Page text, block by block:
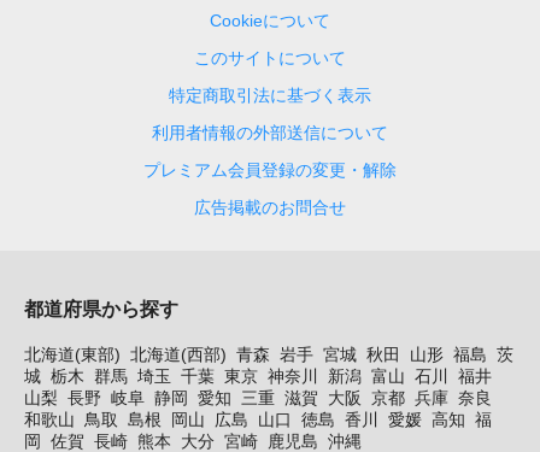
Cookieについて
このサイトについて
特定商取引法に基づく表示
利用者情報の外部送信について
プレミアム会員登録の変更・解除
広告掲載のお問合せ
都道府県から探す
北海道(東部) 北海道(西部) 青森 岩手 宮城 秋田 山形 福島 茨
城 栃木 群馬 埼玉 千葉 東京 神奈川 新潟 富山 石川
福井
山梨 長野 岐阜 静岡 愛知 三重 滋賀 大阪 京都 兵庫 奈良
和歌山
鳥取 島根 岡山 広島 山口 徳島 香川 愛媛 高知 福
岡
佐賀 長崎 熊本 大分 宮崎 鹿児島 沖縄